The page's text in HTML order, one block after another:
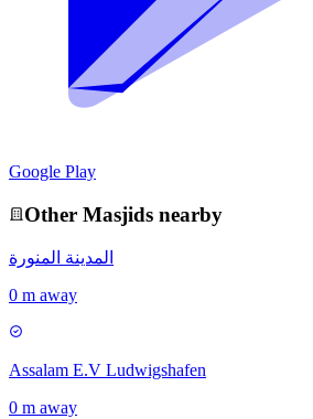
Google Play
Other Masjids nearby
المدينة المنورة
0 m away
Assalam E.V Ludwigshafen
0 m away